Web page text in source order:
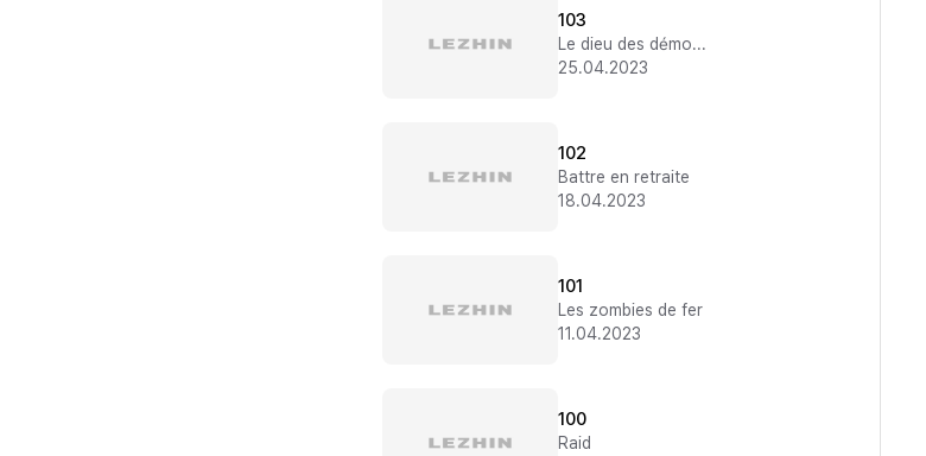
103
Le dieu des démons
25.04.2023
102
Battre en retraite
18.04.2023
101
Les zombies de fer
11.04.2023
100
Raid